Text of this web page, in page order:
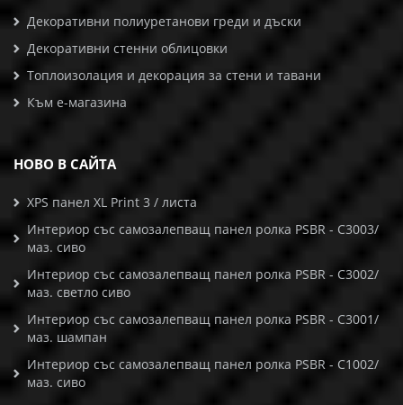
Декоративни полиуретанови греди и дъски
Декоративни стенни облицовки
Топлоизолация и декорация за стени и тавани
Към е-магазина
НОВО В САЙТА
XPS панел XL Print 3 / листа
Интериор със самозалепващ панел ролка PSBR - C3003/
маз. сиво
Интериор със самозалепващ панел ролка PSBR - C3002/
маз. светло сиво
Интериор със самозалепващ панел ролка PSBR - C3001/
маз. шампан
Интериор със самозалепващ панел ролка PSBR - C1002/
маз. сиво